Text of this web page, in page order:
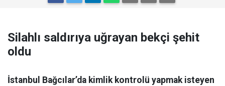
Silahlı saldırıya uğrayan bekçi şehit
oldu
İstanbul Bağcılar’da kimlik kontrolü yapmak isteyen